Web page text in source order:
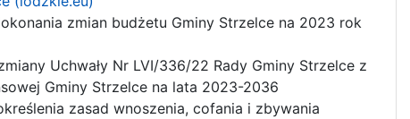
zmian budżetu Gminy Strzelce na 2023 rok
Uchwały Nr LVI/336/22 Rady Gminy Strzelce z
Gminy Strzelce na lata 2023-2036
zasad wnoszenia, cofania i zbywania